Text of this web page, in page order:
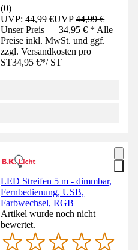
(0)
UVP: 44,99 €UVP44,99 €
Unser Preis — 34,95 € * Alle
Preise inkl. MwSt. und ggf.
zzgl. Versandkosten pro
ST34,95 €*/ ST
LED Streifen 5 m - dimmbar,
Fernbedienung, USB,
Farbwechsel, RGB
Artikel wurde noch nicht
bewertet.